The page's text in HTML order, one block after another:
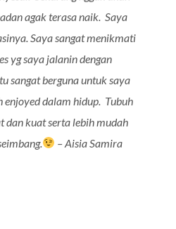
agak terasa naik. Saya
Saya sangat menikmati
yg saya jalanin dengan
sangat berguna untuk saya
enjoyed dalam hidup. Tubuh
dan kuat serta lebih mudah
– Aisia Samira